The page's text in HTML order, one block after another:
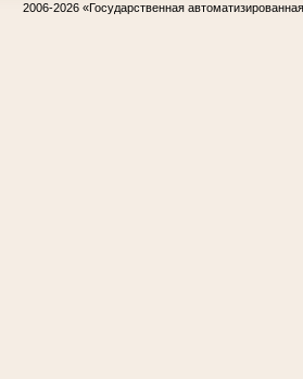
2006-2026 «Государственная